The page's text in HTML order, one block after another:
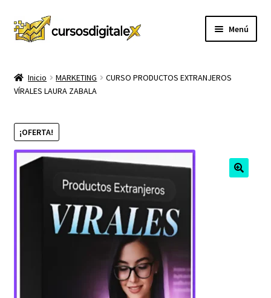
Ir
a
Ir
al
Menú
TIENDA
CURSOS
hijo
MEMBRESIA
Inicio MARKETING
CURSO PRODUCTOS EXTRANJEROS
VÍRALES LAURA ZABALA
¡OFERTA!